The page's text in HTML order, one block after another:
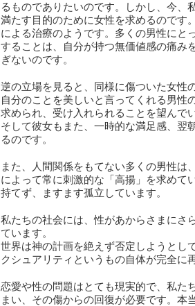
るものでありたいのです。しかし、今、
満たす目的のために女性を求めるのです
による治療のようです。多くの男性にと
することは、自分が持つ無価値感の痛み
ぎないのです。
逆の立場を見ると、同様に傷ついた女性
自分のことを美しいと言ってくれる男性
求められ、受け入れられることを望んで
そして彼女もまた、一時的な満足感、翌
るのです。
また、人間関係をもてない多くの男性は
によって常に刺激的な「高揚」を求めて
持てず、ますます孤立しています。
私たちの社会には、性があからさまにさ
ています。
世界は神の計画を絶えず否定しようとし
クシュアリティというもの自体が完全に
恋愛や性の問題はとても現実的で、私た
まい、その傷からの回復が必要です。本